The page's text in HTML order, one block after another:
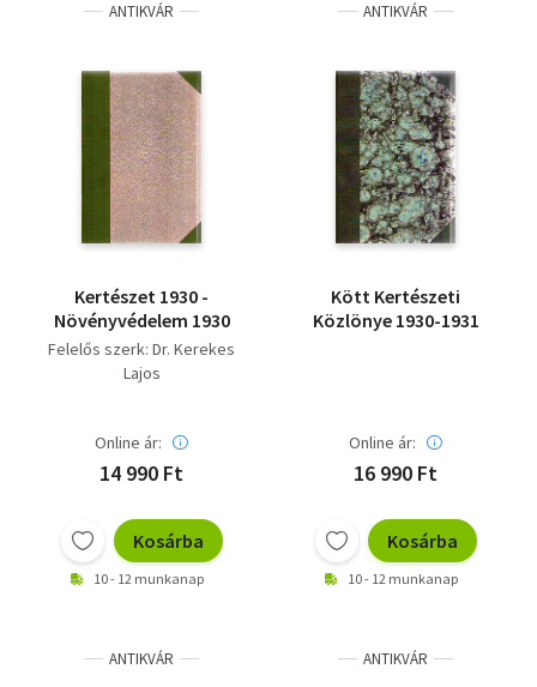
ANTIKVÁR
Kertészet 1930 -
Növényvédelem 1930
Felelős szerk: Dr. Kerekes
Lajos
Online ár:
14 990 Ft
Kosárba
10 - 12 munkanap
ANTIKVÁR
Kött Kertészeti
Közlönye 1930-1931
Online ár:
16 990 Ft
Kosárba
10 - 12 munkanap
ANTIKVÁR ANTIKVÁR